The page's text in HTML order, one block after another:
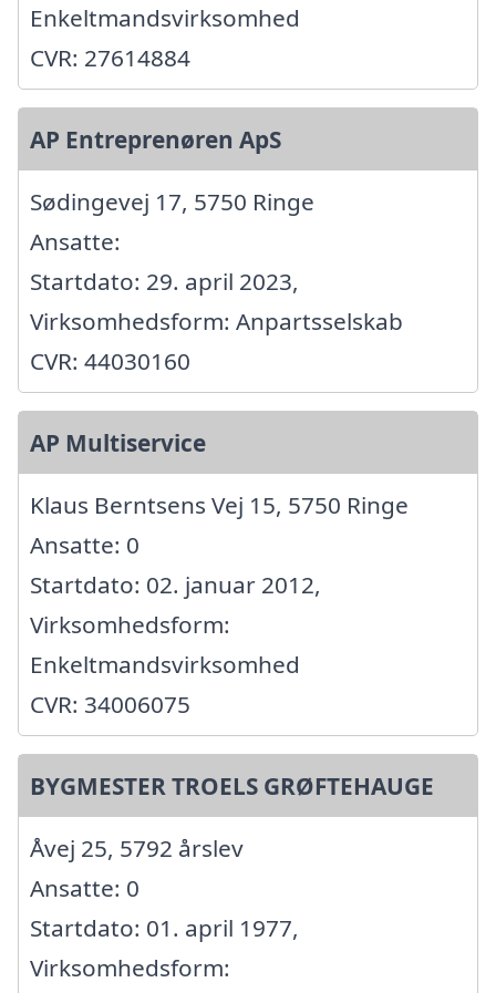
Enkeltmandsvirksomhed
CVR: 27614884
AP Entreprenøren ApS
Sødingevej 17, 5750 Ringe
Ansatte:
Startdato: 29. april 2023,
Virksomhedsform: Anpartsselskab
CVR: 44030160
AP Multiservice
Klaus Berntsens Vej 15, 5750 Ringe
Ansatte: 0
Startdato: 02. januar 2012,
Virksomhedsform:
Enkeltmandsvirksomhed
CVR: 34006075
BYGMESTER TROELS GRØFTEHAUGE
Åvej 25, 5792 årslev
Ansatte: 0
Startdato: 01. april 1977,
Virksomhedsform: